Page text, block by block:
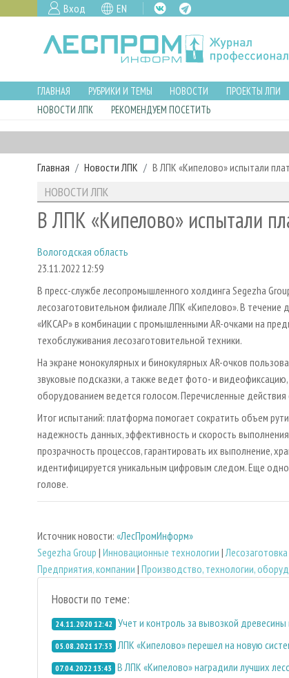
Вход EN
ГЛАВНАЯ РУБРИКИ И ТЕМЫ НОВОСТИ ПРОЕКТЫ ЛПИ
НОВОСТИ ЛПК
РЕКОМЕНДУЕМ ПОСЕТИТЬ
Главная Новости ЛПК В ЛПК «Кипелово» испытали
НОВОСТИ ЛПК
В ЛПК «Кипелово» испытали
Вологодская область
23.11.2022 12:59
В пресс-службе лесопромышленного холдинга Segezha
лесозаготовительном филиале ЛПК «Кипелово». В
«ИКСАР» в комбинации с промышленными AR-очками на
техобслуживания лесозаготовительной техники.
На экране монокулярных и бинокулярных AR-очков
звуковые подсказки, а также ведет фото- и
оборудованием ведется голосом. Перечисленные
Итог испытаний: платформа помогает сократить объем
надежность данных, эффективность и скорость
прозрачность процессов, гарантировать их выполнение,
идентифицируется уникальным цифровым следом. Еще
голове.
Источник новости: «ЛесПромИнформ»
Segezha Group | Инновационные технологии | Лесозаготовка
Предприятия, компании | Производство, технологии,
Новости по теме:
24.11.2020 12:42 Учет и контроль за вывозкой
05.08.2021 17:33 ЛПК «Кипелово» перешел на новую
07.04.2022 13:43 В ЛПК «Кипелово» наградили лучших